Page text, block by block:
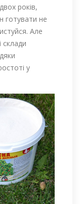
років,
готувати не
Але
склади
у